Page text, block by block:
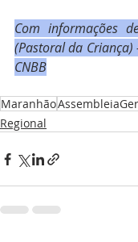
Com informações
(Pastoral da Criança)
CNBB
Maranhão
Regional